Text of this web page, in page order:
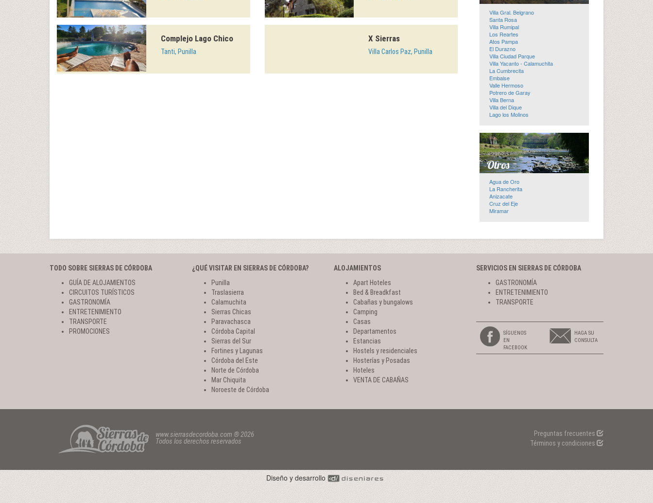
Complejo Lago Chico
Tanti, Punilla
X Sierras
Villa Carlos Paz, Punilla
Villa Gral. Belgrano
Santa Rosa
Villa Rumipal
Los Reartes
Atos Pampa
El Durazno
Villa Ciudad Parque
Villa Yacanto - Calamuchita
La Cumbrecita
Embalse
Valle Hermoso
Potrero de Garay
Villa Berna
Villa del Dique
Lago los Molinos
Agua de Oro
La Rancherita
Anizacate
Cruz del Eje
Miramar
TODO SOBRE SIERRAS DE CÓRDOBA
GUÍA DE ALOJAMIENTOS
CIRCUITOS TURÍSTICOS
GASTRONOMÍA
ENTRETENIMIENTO
TRANSPORTE
PROMOCIONES
¿QUÉ VISITAR EN SIERRAS DE CÓRDOBA?
Punilla
Traslasierra
Calamuchita
Sierras Chicas
Paravachasca
Córdoba Capital
Sierras del Sur
Fortines y Lagunas
Córdoba del Este
Norte de Córdoba
Mar Chiquita
Noroeste de Córdoba
ALOJAMIENTOS
Apart Hoteles
Bed & Breadkfast
Cabañas y bungalows
Camping
Casas
Departamentos
Estancias
Hostels y residenciales
Hosterías y Posadas
Hoteles
VENTA DE CABAÑAS
SERVICIOS EN SIERRAS DE CÓRDOBA
GASTRONOMÍA
ENTRETENIMIENTO
TRANSPORTE
SÍGUENOS
EN
FACEBOOK
HAGA SU
CONSULTA
www.sierrasdecordoba.com ® 2026
Todos los derechos reservados
Preguntas frecuentes
Términos y condiciones
Diseño y desarrollo